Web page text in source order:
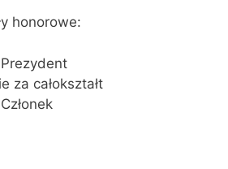
honorowe:
za całokształt